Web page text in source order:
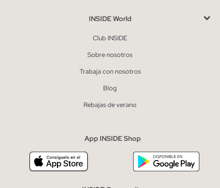
INSIDE World
Club INSIDE
Sobre nosotros
Trabaja con nosotros
Blog
Rebajas de verano
App INSIDE Shop